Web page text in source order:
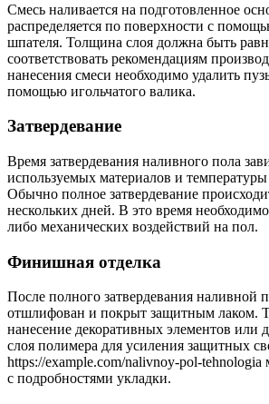
Смесь наливается на подготовленное
распределяется по поверхности с
шпателя. Толщина слоя должна быть
соответствовать рекомендациям
нанесения смеси необходимо удалить
помощью игольчатого валика.
Затвердевание
Время затвердевания наливного пола
используемых материалов и
Обычно полное затвердевание
нескольких дней. В это время
либо механических воздействий на пол.
Финишная отделка
После полного затвердевания наливной
отшлифован и покрыт защитным лаком.
нанесение декоративных элементов или
слоя полимера для усиления защитных
https://example.com/nalivnoy-pol-tehnologia
с подробностями укладки.